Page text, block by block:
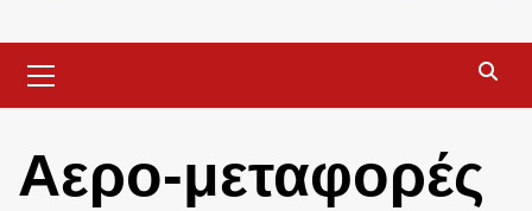
Menu
Αερο-μεταφορές